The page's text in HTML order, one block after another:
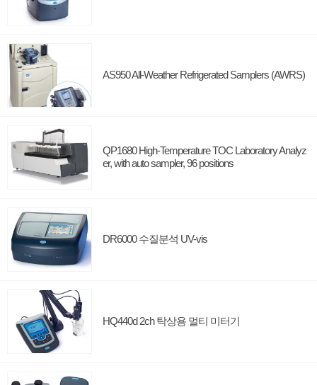
AS950 All-Weather Refrigerated Samplers (AWRS)
QP1680 High-Temperature TOC Laboratory Analyz
er, with auto sampler, 96 positions
DR6000 수질분석 UV-vis
HQ440d 2ch 탁상용 멀티 미터기